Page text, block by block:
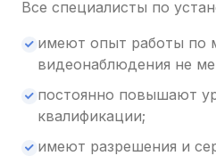
Все специалисты по
имеют опыт работы по
видеонаблюдения не
постоянно повышают
квалификации;
имеют разрешения и